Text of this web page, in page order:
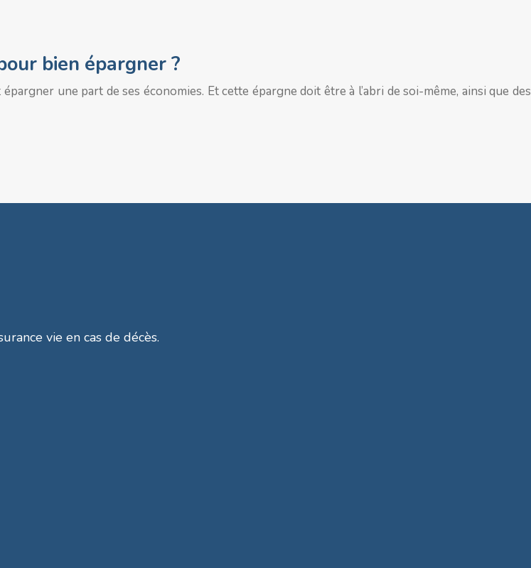
bien épargner ?
une part de ses économies. Et cette épargne doit être à l’abri de soi-même, ainsi que des
vie en cas de décès.